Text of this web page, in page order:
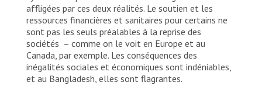
affligées par ces deux réalités. Le soutien et les
ressources financières et sanitaires pour certains ne
sont pas les seuls préalables à la reprise des
sociétés – comme on le voit en Europe et au
Canada, par exemple. Les conséquences des
inégalités sociales et économiques sont indéniables,
et au Bangladesh, elles sont flagrantes.